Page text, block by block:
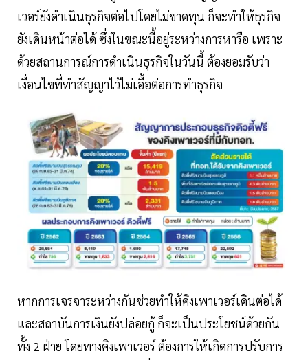
เวอร์ยังดำเนินธุรกิจต่อไปโดยไม่ขาดทุน ก็จะทำให้ธุรกิจ
ยังเดินหน้าต่อได้ ซึ่งในขณะนี้อยู่ระหว่างการหารือ เพราะ
ด้วยสถานการณ์การดำเนินธุรกิจในวันนี้ ต้องยอมรับว่า
เงื่อนไขที่ทำสัญญาไว้ไม่เอื้อต่อการทำธุรกิจ
หากการเจรจาระหว่างกันช่วยทำให้คิงเพาเวอร์เดินต่อได้
และสถาบันการเงินยังปล่อยกู้ ก็จะเป็นประโยชน์ด้วยกัน
ทั้ง 2 ฝ่าย โดยทางคิงเพาเวอร์ ต้องการให้เกิดการปรับการ